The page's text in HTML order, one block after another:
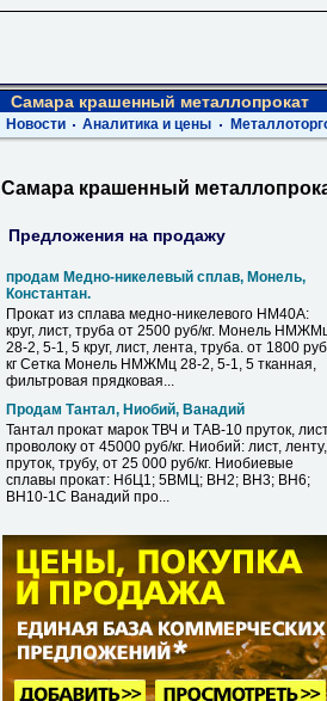
Самара крашенный металлопрокат
Новости Аналитика и цены
Самара крашенный
Предложения на продажу
продам Медно-никелевый сплав, Монель,
Константан.
Прокат из сплава медно-никелевого НМ40А:
круг, лист, труба от 2500 руб/кг. Монель
28-2, 5-1, 5 круг, лист, лента, труба. от 1800
кг Сетка Монель НМЖМц 28-2, 5-1, 5 тканная,
фильтровая прядковая...
Продам Тантал, Ниобий, Ванадий
Тантал прокат марок ТВЧ и ТАВ-10 пруток,
проволоку от 45000 руб/кг. Ниобий: лист, ленту,
пруток, трубу, от 25 000 руб/кг. Ниобиевые
сплавы прокат: НбЦ1; 5ВМЦ; ВН2; ВН3; ВН6;
ВН10-1С Ванадий про...